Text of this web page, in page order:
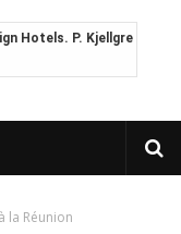
Hotels. P. Kjellgren, son
signe 3 mois de
la Réunion